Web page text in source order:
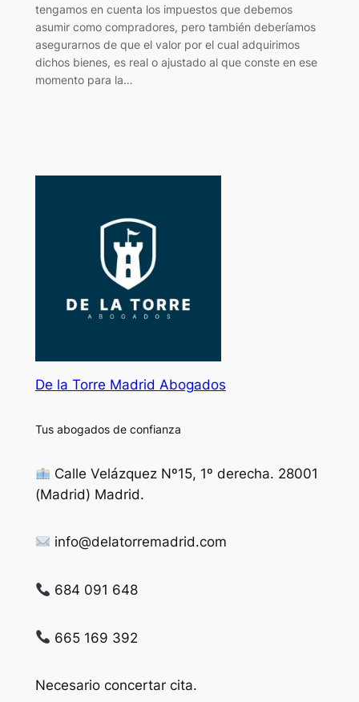
tengamos en cuenta los impuestos que debemos
asumir como compradores, pero también deberíamos
asegurarnos de que el valor por el cual adquirimos
dichos bienes, es real o ajustado al que conste en ese
momento para la…
De la Torre Madrid Abogados
Tus abogados de confianza
Calle Velázquez Nº15, 1º derecha. 28001
(Madrid) Madrid.
info@delatorremadrid.com
684 091 648
665 169 392
Necesario concertar cita.